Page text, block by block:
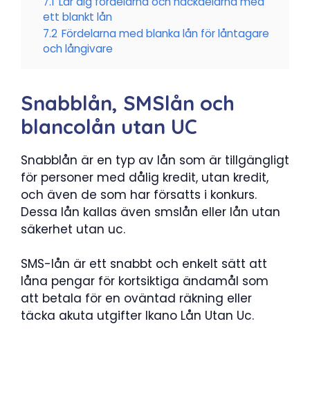
ett blankt lån
7.2 Fördelarna med blanka lån för låntagare
och långivare
Snabblån, SMSlån och
blancolån utan UC
Snabblån är en typ av lån som är tillgängligt
för personer med dålig kredit, utan kredit,
och även de som har försatts i konkurs.
Dessa lån kallas även smslån eller lån utan
säkerhet utan uc.
SMS-lån är ett snabbt och enkelt sätt att
låna pengar för kortsiktiga ändamål som
att betala för en oväntad räkning eller
täcka akuta utgifter Ikano Lån Utan Uc.